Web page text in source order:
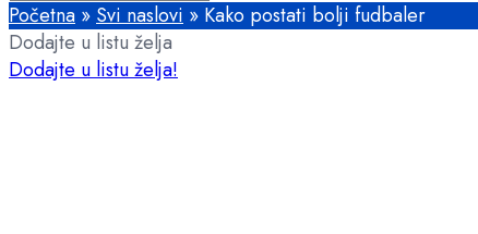
Početna » Svi naslovi » Kako postati bolji fudbaler
Dodajte u listu želja
Dodajte u listu želja!